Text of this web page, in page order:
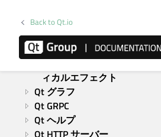
Back to Qt.io
Qt コンカレント
Qt 5 Core Compatibility APIs
Qt データ視覚化
Qt 5 Compatibility APIs:グラフ
ィカルエフェクト
Qt グラフ
Qt GRPC
Qt ヘルプ
Qt HTTP サーバー